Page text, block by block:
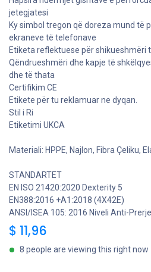
jetegjatesi
Ky simbol tregon që doreza mund të
ekraneve të telefonave
Etiketa reflektuese për shikueshmëri
Qëndrueshmëri dhe kapje të
dhe të thata
Certifikim CE
Etikete për tu reklamuar ne dyqan.
Stil i Ri
Etiketimi UKCA
Materiali: HPPE, Najlon, Fibra Çeliku,
STANDARTET
EN ISO 21420:2020 Dexterity 5
EN388:2016 +A1:2018 (4X42E)
ANSI/ISEA 105: 2016 Niveli Anti-
$ 11,96
8 people are viewing this right now